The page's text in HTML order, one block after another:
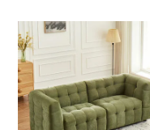
ボリー ルンバブル